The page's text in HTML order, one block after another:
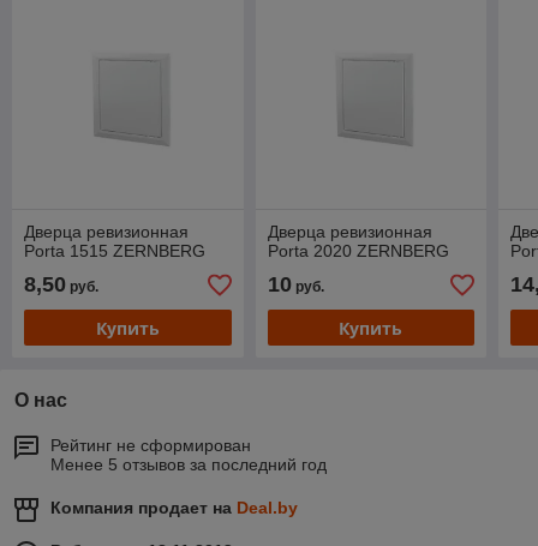
Дверца ревизионная
Porta 1515 ZERNBERG
8,50 руб.
Купить
Дверца ревизионная
Porta 2020 ZERNBERG
10руб.
Купить
О нас
Рейтинг не сформирован
Менее 5 отзывов за последний год
Компания продает на Deal.by